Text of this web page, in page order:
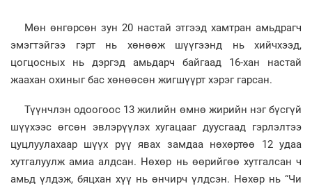
Мөн өнгөрсөн зун 20 настай этгээд хамтран амьдрагч
эмэгтэйгээ гэрт нь хөнөөж шүүгээнд нь хийчхээд,
цогцосных нь дэргэд амьдарч байгаад 16-хан настай
жаахан охиныг бас хөнөөсөн жигшүүрт хэрэг гарсан.
Түүнчлэн одоогоос 13 жилийн өмнө жирийн нэг бүсгүй
шүүхээс өгсөн эвлэрүүлэх хугацааг дуусгаад гэрлэлтээ
цуцлуулахаар шүүх рүү явах замдаа нөхөртөө 12 удаа
хутгалуулж амиа алдсан. Нөхөр нь өөрийгөө хутгалсан ч
амьд үлдэж, бяцхан хүү нь өнчирч үлдсэн. Нөхөр нь “Чи